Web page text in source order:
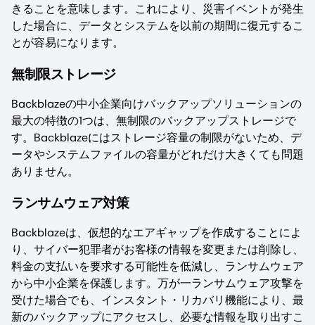
きることを意味します。これにより、災害イベントが発生
した場合に、データとシステムを以前の期間に復元するこ
とが容易になります。
無制限ストレージ
Backblazeの中小企業向けバックアップソリューションの
最大の特徴の1つは、無制限のバックアップストレージで
す。Backblazeにはストレージ容量の制限がないため、デ
ータやシステムファイルの容量がどれだけ大きくても問題
ありません。
ランサムウェア対策
Backblazeは、仮想的なエアギャップを作成することによ
り、サイバー犯罪者がお客様の情報を変更または削除し、
料金の支払いを要求する可能性を低減し、ランサムウェア
から中小企業を保護します。万が一ランサムウェア攻撃を
受けた場合でも、インスタント・リカバリ機能により、最
新のバックアップにアクセスし、必要な情報を取り出すこ